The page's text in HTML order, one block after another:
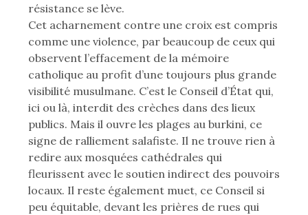
résistance se lève.
Cet acharnement contre une croix est compris
comme une violence, par beaucoup de ceux qui
observent l’effacement de la mémoire
catholique au profit d’une toujours plus grande
visibilité musulmane. C’est le Conseil d’État qui,
ici ou là, interdit des crèches dans des lieux
publics. Mais il ouvre les plages au burkini, ce
signe de ralliement salafiste. Il ne trouve rien à
redire aux mosquées cathédrales qui
fleurissent avec le soutien indirect des pouvoirs
locaux. Il reste également muet, ce Conseil si
peu équitable, devant les prières de rues qui